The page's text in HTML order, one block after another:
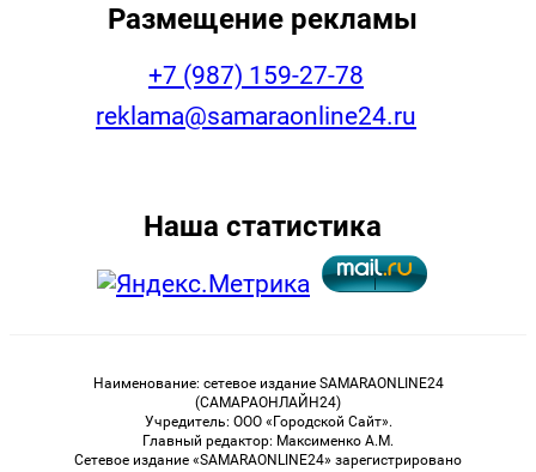
Размещение рекламы
+7 (987) 159-27-78
reklama@samaraonline24.ru
Наша статистика
Наименование: сетевое издание SAMARAONLINE24
(САМАРАОНЛАЙН24)
Учредитель: ООО «Городской Сайт».
Главный редактор: Максименко А.М.
Сетевое издание «SAMARAONLINE24» зарегистрировано